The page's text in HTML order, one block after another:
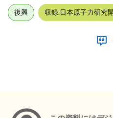
復興 収録:日本原子力研究